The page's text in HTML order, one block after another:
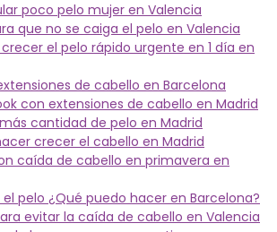
poco pelo mujer en Valencia
que no se caiga el pelo en Valencia
el pelo rápido urgente en 1 día en
de cabello en Barcelona
con extensiones de cabello en Madrid
cantidad de pelo en Madrid
crecer el cabello en Madrid
caída de cabello en primavera en
pelo ¿Qué puedo hacer en Barcelona?
evitar la caída de cabello en Valencia